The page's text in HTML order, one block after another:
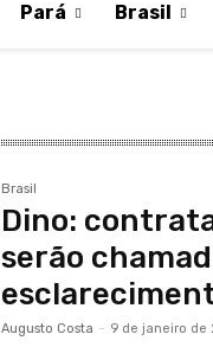
Pará Brasil
Brasil
Dino:
serão
Augusto Costa - 9 de janeiro de